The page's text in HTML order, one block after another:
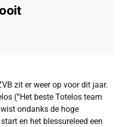
zit er weer op voor dit jaar.
(“Het beste Totelos team
ondanks de hoge
en het blessureleed een